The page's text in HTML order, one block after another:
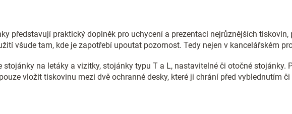
d
a
c
í
p
r
představují praktický doplněk pro uchycení a prezentaci nejrůznějších tiskovin,
všude tam, kde je zapotřebí upoutat pozornost. Tedy nejen v kancelářském
stojánky na letáky a vizitky, stojánky typu T a L, nastavitelné či otočné stojánky.
vložit tiskovinu mezi dvě ochranné desky, které ji chrání před vyblednutím